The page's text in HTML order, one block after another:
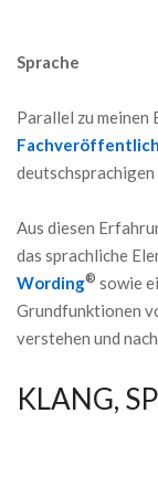
Sprache
Parallel zu meinen
deutschsprachigen
Aus diesen
das sprachliche
Wording® sowie
Grundfunktionen
verstehen und
KLANG,